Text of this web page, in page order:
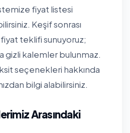
fiyat listesi
Keşif sonrası
teklifi sunuyoruz;
gizli kalemler bulunmaz.
seçenekleri hakkında
bilgi alabilirsiniz.
Arasındaki